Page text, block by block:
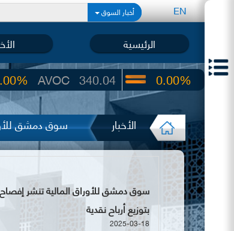
EN أخبار السوق
الرئيسية
340.04 22.65
UIC
0.00%
الأخبار سوق دمشق
بتوزيع أرباح نقدية
2025-03-18